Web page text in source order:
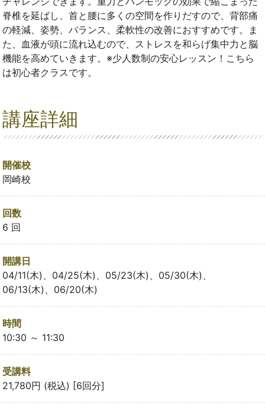
脊椎を延ばし、首と腰に多くの空間を作りだすので、背部痛
の軽減、姿勢、バランス、柔軟性の改善におすすめです。ま
た、血液が頭に流れ込むので、ストレスを和らげ集中力と脳
機能を高めていきます。※少人数制の安心レッスン！こちら
は初心者クラスです。
講座詳細
開催校
岡崎校
回数
6 回
開講日
04/11(木)、04/25(木)、05/23(木)、05/30(木)、
06/13(木)、06/20(木)
時間
10:30 ～ 11:30
受講料
21,780円 (税込) [6回分]